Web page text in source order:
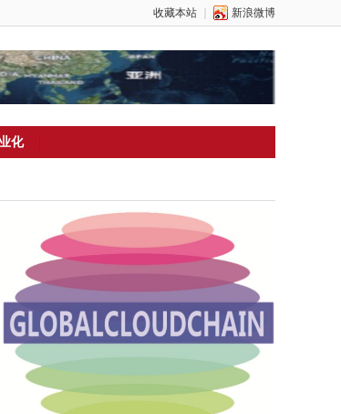
收藏本站 新浪微博
化